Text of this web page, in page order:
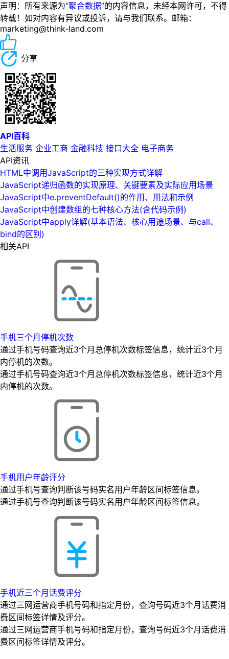
声明：所有来源为“聚合数据”的内容信息，未经本网许可，不得
转载！如对内容有异议或投诉，请与我们联系。邮箱：
marketing@think-land.com
分享
API百科
生活服务 企业工商 金融科技 接口大全 电子商务
API资讯
HTML中调用JavaScript的三种实现方式详解
JavaScript递归函数的实现原理、关键要素及实际应用场景
JavaScript中e.preventDefault()的作用、用法和示例
JavaScript中创建数组的七种核心方法(含代码示例)
JavaScript中apply详解(基本语法、核心用途场景、与call、
bind的区别)
相关API
手机三个月停机次数
通过手机号码查询近3个月总停机次数标签信息，统计近3个月
内停机的次数。
通过手机号码查询近3个月总停机次数标签信息，统计近3个月
内停机的次数。
手机用户年龄评分
通过手机号查询判断该号码实名用户年龄区间标签信息。
通过手机号查询判断该号码实名用户年龄区间标签信息。
手机近三个月话费评分
通过三网运营商手机号码和指定月份，查询号码近3个月话费消
费区间标签详情及评分。
通过三网运营商手机号码和指定月份，查询号码近3个月话费消
费区间标签详情及评分。